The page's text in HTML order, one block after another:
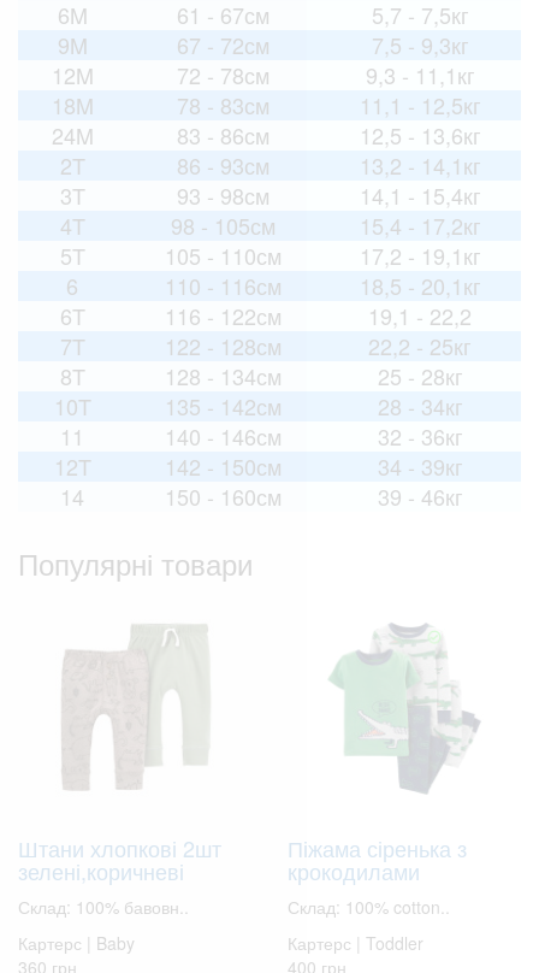
6M
61 - 67см
5,7 - 7,5кг
9M
67 - 72см
7,5 - 9,3кг
12M
72 - 78см
9,3 - 11,1кг
18M
78 - 83см
11,1 - 12,5кг
24M
83 - 86см
12,5 - 13,6кг
2T
86 - 93см
13,2 - 14,1кг
3T
93 - 98см
14,1 - 15,4кг
4T
98 - 105см
15,4 - 17,2кг
5T
105 - 110см
17,2 - 19,1кг
6
110 - 116см
18,5 - 20,1кг
6T
116 - 122см
19,1 - 22,2
7T
122 - 128см
22,2 - 25кг
8T
128 - 134см
25 - 28кг
10T
135 - 142см
28 - 34кг
11
140 - 146см
32 - 36кг
12T
142 - 150см
34 - 39кг
14
150 - 160см 39 - 46кг
Популярні товари
Штани хлопкові 2шт
зелені,коричневі
Склад: 100% бавовн..
Картерс | Baby
360 грн
Піжама сіренька з
крокодилами
Склад: 100% cotton..
Картерс | Toddler
400 грн